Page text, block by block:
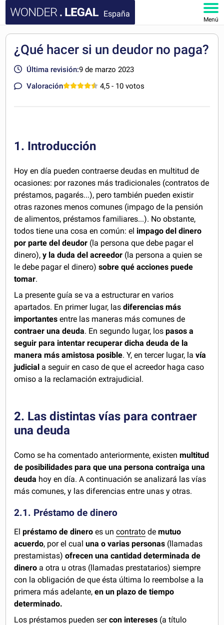
España
Menú
DOCUMENTOS
FAQ
¿Qué hacer si un deudor no paga?
Última revisión:9 de marzo 2023
Valoración
4,5 - 10 votos
1. Introducción
Hoy en día pueden contraerse deudas en multitud de
ocasiones: por razones más tradicionales (contratos de
préstamos, pagarés...), pero también pueden existir
otras razones menos comunes (impago de la pensión
de alimentos, préstamos familiares...). No obstante,
todos tiene una cosa en común: el impago del dinero
por parte del deudor (la persona que debe pagar el
dinero),y la duda del acreedor (la persona a quien se
le debe pagar el dinero)sobre qué acciones puede
tomar.
La presente guía se va a estructurar en varios
apartados. En primer lugar, lasdiferencias más
importantes entre las maneras más comunes de
contraer una deuda. En segundo lugar, lospasos a
seguir para intentar recuperar dicha deuda de la
manera más amistosa posible. Y, en tercer lugar, lavía
judicial a seguir en caso de que el acreedor haga caso
omiso a la reclamación extrajudicial.
2. Las distintas vías para contraer
una deuda
Como se ha comentado anteriormente, existenmultitud
de posibilidades para que una persona contraiga una
deuda hoy en día. A continuación se analizará las vías
más comunes, y las diferencias entre unas y otras.
2.1. Préstamo de dinero
Elpréstamo de dinero es uncontrato demutuo
acuerdo, por el cualuna o varias personas (llamadas
prestamistas)ofrecen una cantidad determinada de
dinero a otra u otras (llamadas prestatarios) siempre
con la obligación de que ésta última lo reembolse a la
primera más adelante,en un plazo de tiempo
determinado.
Los préstamos pueden sercon intereses (a título